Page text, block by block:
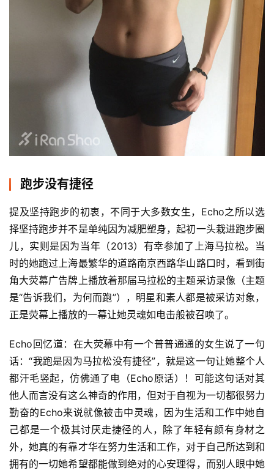
跑步没有捷径
提及坚持跑步的初衷，不同于大多数女生，Echo之所以选
择坚持跑步并不是单纯因为减肥塑身，起初一头栽进跑步圈
儿，实则是因为当年（2013）有幸参加了上海马拉松。当
时的她跑过上海最繁华的道路南京西路华山路口时，看到街
角大荧幕广告牌上播放着那届马拉松的主题采访录像（主题
是“告诉我们，为何而跑”），明星和素人都是被采访对象，
正是荧幕上播放的一幕让她灵魂如电击般被召唤了。
Echo回忆道：在大荧幕中有一个普普通通的女生说了一句
话：“我跑是因为马拉松没有捷径”，就是这一句让她整个人
都汗毛竖起，仿佛通了电（Echo原话）！可能这句话对其
他人而言没有这么神奇的作用，但对于自视为一切都很努力
勤奋的Echo来说就像被击中灵魂，因为生活和工作中她自
己都是一个极其讨厌走捷径的人，除了年轻有颜有身材之
外，她真的有靠才华在努力生活和工作，对于自己所达到和
拥有的一切她希望都能做到绝对的心安理得，而别人眼中她